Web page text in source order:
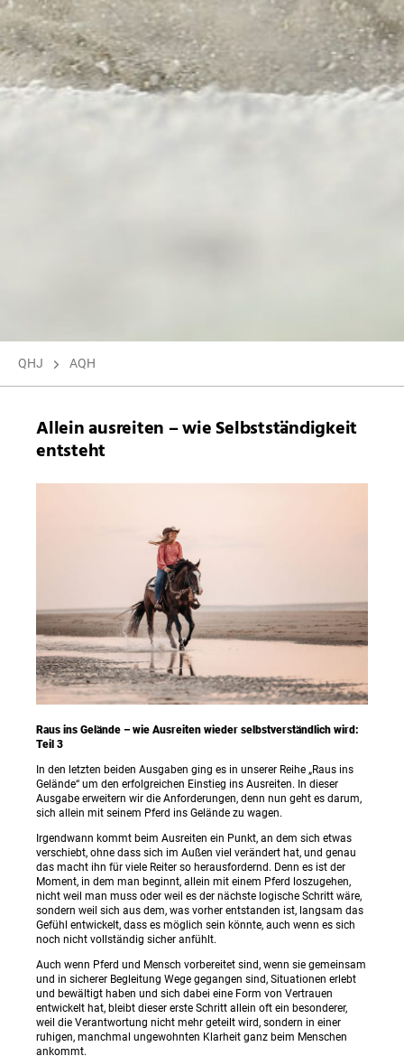
QHJ AQH
Allein ausreiten – wie Selbstständigkeit
entsteht
Raus ins Gelände – wie Ausreiten wieder selbstverständlich wird:
Teil 3
In den letzten beiden Ausgaben ging es in unserer Reihe „Raus ins
Gelände“ um den erfolgreichen Einstieg ins Ausreiten. In dieser
Ausgabe erweitern wir die Anforderungen, denn nun geht es darum,
sich allein mit seinem Pferd ins Gelände zu wagen.
Irgendwann kommt beim Ausreiten ein Punkt, an dem sich etwas
verschiebt, ohne dass sich im Außen viel verändert hat, und genau
das macht ihn für viele Reiter so herausfordernd. Denn es ist der
Moment, in dem man beginnt, allein mit einem Pferd loszugehen,
nicht weil man muss oder weil es der nächste logische Schritt wäre,
sondern weil sich aus dem, was vorher entstanden ist, langsam das
Gefühl entwickelt, dass es möglich sein könnte, auch wenn es sich
noch nicht vollständig sicher anfühlt.
Auch wenn Pferd und Mensch vorbereitet sind, wenn sie gemeinsam
und in sicherer Begleitung Wege gegangen sind, Situationen erlebt
und bewältigt haben und sich dabei eine Form von Vertrauen
entwickelt hat, bleibt dieser erste Schritt allein oft ein besonderer,
weil die Verantwortung nicht mehr geteilt wird, sondern in einer
ruhigen, manchmal ungewohnten Klarheit ganz beim Menschen
ankommt.